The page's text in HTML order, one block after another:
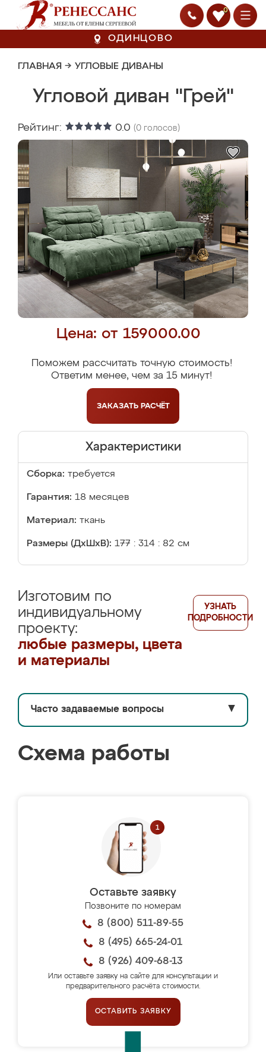
0
ОДИНЦОВО
ГЛАВНАЯ → УГЛОВЫЕ ДИВАНЫ
Угловой диван "Грей"
Рейтинг: 0.0 (0 голосов)
Цена: от 159000.00
Поможем рассчитать точную стоимость!
Ответим менее, чем за 15 минут!
ЗАКАЗАТЬ РАСЧЁТ
Характеристики
Сборка: требуется
Гарантия: 18 месяцев
Материал: ткань
Размеры (ДхШхВ): 177 : 314 : 82 см
Изготовим по
индивидуальному
проекту:
любые размеры, цвета
и материалы
УЗНАТЬ
ПОДРОБНОСТИ
Часто задаваемые вопросы ▼
Схема работы
Оставьте заявку
Позвоните по номерам
8 (800) 511-89-55
8 (495) 665-24-01
8 (926) 409-68-13
Или оставьте заявку на сайте для консультации и
предварительного расчёта стоимости.
ОСТАВИТЬ ЗАЯВКУ